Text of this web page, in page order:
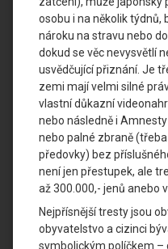
osobu i na několik týdnů,
nároku na stravu nebo
dokud se věc nevysvětlí
usvědčující přiznání. Je
zemi mají velmi silné
vlastní důkazní
nebo následně i
nebo palné zbraně
předovky) bez
není jen přestupek, ale
až 300.000,- jenů anebo
Nejpřísnější tresty jsou
obyvatelstvo a cizinci
symbolickým políčkem –